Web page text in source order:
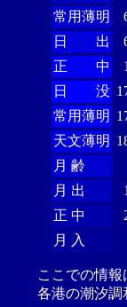
常用薄明
日 出
正 中
日 没
常用薄明
天文薄明
月 齢
月 出
正 中
月 入
ここでの情
各港の潮汐調